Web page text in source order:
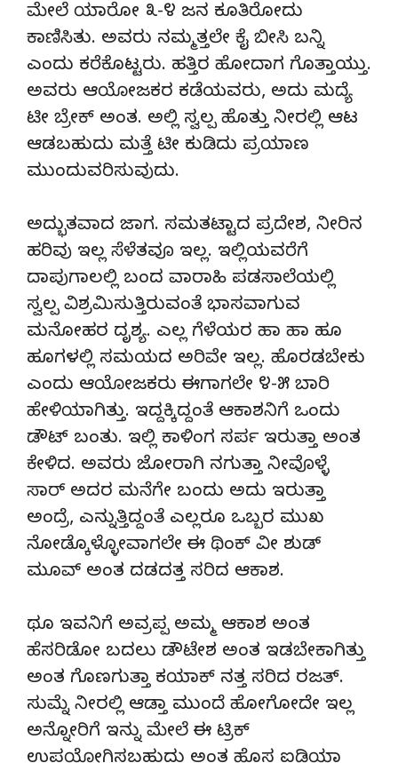
ಮೇಲೆ ಯಾರೋ ೩-೪ ಜನ ಕೂತಿರೋದು
ಕಾಣಿಸಿತು. ಅವರು ನಮ್ಮತ್ತಲೇ ಕೈ ಬೀಸಿ ಬನ್ನಿ
ಎಂದು ಕರೆಕೊಟ್ಟರು. ಹತ್ತಿರ ಹೋದಾಗ ಗೊತ್ತಾಯ್ತು.
ಅವರು ಆಯೋಜಕರ ಕಡೆಯವರು, ಅದು ಮದ್ಯೆ
ಟೀ ಬ್ರೇಕ್ ಅಂತ. ಅಲ್ಲಿ ಸ್ವಲ್ಪ ಹೊತ್ತು ನೀರಲ್ಲಿ ಆಟ
ಆಡಬಹುದು ಮತ್ತೆ ಟೀ ಕುಡಿದು ಪ್ರಯಾಣ
ಮುಂದುವರಿಸುವುದು.
ಅದ್ಭುತವಾದ ಜಾಗ. ಸಮತಟ್ಟಾದ ಪ್ರದೇಶ, ನೀರಿನ
ಹರಿವು ಇಲ್ಲ ಸೆಳೆತವೂ ಇಲ್ಲ. ಇಲ್ಲಿಯವರೆಗೆ
ದಾಪುಗಾಲಲ್ಲಿ ಬಂದ ವಾರಾಹಿ ಪಡಸಾಲೆಯಲ್ಲಿ
ಸ್ವಲ್ಪ ವಿಶ್ರಮಿಸುತ್ತಿರುವಂತೆ ಭಾಸವಾಗುವ
ಮನೋಹರ ದೃಶ್ಯ. ಎಲ್ಲ ಗೆಳೆಯರ ಹಾ ಹಾ ಹೂ
ಹೂಗಳಲ್ಲಿ ಸಮಯದ ಅರಿವೇ ಇಲ್ಲ. ಹೊರಡಬೇಕು
ಎಂದು ಆಯೋಜಕರು ಈಗಾಗಲೇ ೪-೫ ಬಾರಿ
ಹೇಳಿಯಾಗಿತ್ತು. ಇದ್ದಕ್ಕಿದ್ದಂತೆ ಆಕಾಶನಿಗೆ ಒಂದು
ಡೌಟ್ ಬಂತು. ಇಲ್ಲಿ ಕಾಳಿಂಗ ಸರ್ಪ ಇರುತ್ತಾ ಅಂತ
ಕೇಳಿದ. ಅವರು ಜೋರಾಗಿ ನಗುತ್ತಾ ನೀವೊಳ್ಳೆ
ಸಾರ್ ಅದರ ಮನೆಗೇ ಬಂದು ಅದು ಇರುತ್ತಾ
ಅಂದ್ರೆ, ಎನ್ನುತ್ತಿದ್ದಂತೆ ಎಲ್ಲರೂ ಒಬ್ಬರ ಮುಖ
ನೋಡ್ಕೊಳ್ಳೋವಾಗಲೇ ಈ ಥಿಂಕ್ ವೀ ಶುಡ್
ಮೂವ್ ಅಂತ ದಡದತ್ತ ಸರಿದ ಆಕಾಶ.
ಥೂ ಇವನಿಗೆ ಅವ್ರಪ್ಪ ಅಮ್ಮ ಆಕಾಶ ಅಂತ
ಹೆಸರಿಡೋ ಬದಲು ಡೌಟೇಶ ಅಂತ ಇಡಬೇಕಾಗಿತ್ತು
ಅಂತ ಗೊಣಗುತ್ತಾ ಕಯಾಕ್ ನತ್ತ ಸರಿದ ರಜತ್.
ಸುಮ್ನೆ ನೀರಲ್ಲಿ ಆಡ್ತಾ ಮುಂದೆ ಹೋಗೋದೇ ಇಲ್ಲ
ಅನ್ನೋರಿಗೆ ಇನ್ನು ಮೇಲೆ ಈ ಟ್ರಿಕ್